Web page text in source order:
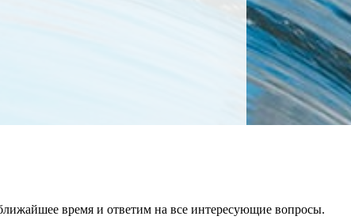
время и ответим на все интересующие вопросы.